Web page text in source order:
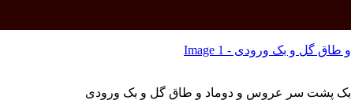
بک پشت سر عروس و دوماد و طاق گل و بک ورودی